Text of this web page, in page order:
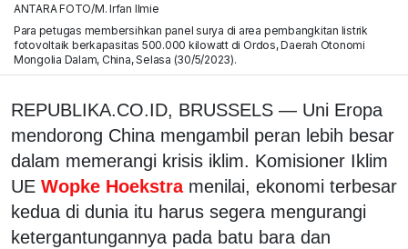
ANTARA FOTO/M. Irfan Ilmie
Para petugas membersihkan panel surya di area pembangkitan listrik
fotovoltaik berkapasitas 500.000 kilowatt di Ordos, Daerah Otonomi
Mongolia Dalam, China, Selasa (30/5/2023).
REPUBLIKA.CO.ID, BRUSSELS — Uni Eropa
mendorong China mengambil peran lebih besar
dalam memerangi krisis iklim. Komisioner Iklim
UE Wopke Hoekstra menilai, ekonomi terbesar
kedua di dunia itu harus segera mengurangi
ketergantungannya pada batu bara dan